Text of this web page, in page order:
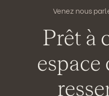
Venez nous
Prêt à
espace